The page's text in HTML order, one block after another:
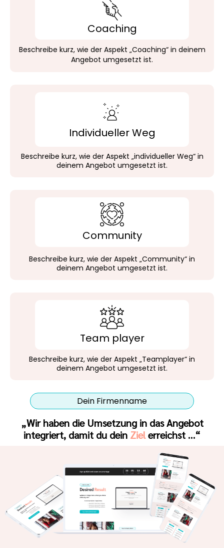
Coaching
Beschreibe kurz, wie der Aspekt „Coaching“ in deinem
Angebot umgesetzt ist.
Individueller Weg
Beschreibe kurz, wie der Aspekt „individueller Weg“ in
deinem Angebot umgesetzt ist.
Community
Beschreibe kurz, wie der Aspekt „Community“ in
deinem Angebot umgesetzt ist.
Team player
Beschreibe kurz, wie der Aspekt „Teamplayer“ in
deinem Angebot umgesetzt ist.
Dein Firmenname
„Wir haben die Umsetzung in das Angebot
integriert, damit du dein Zielerreichst …“